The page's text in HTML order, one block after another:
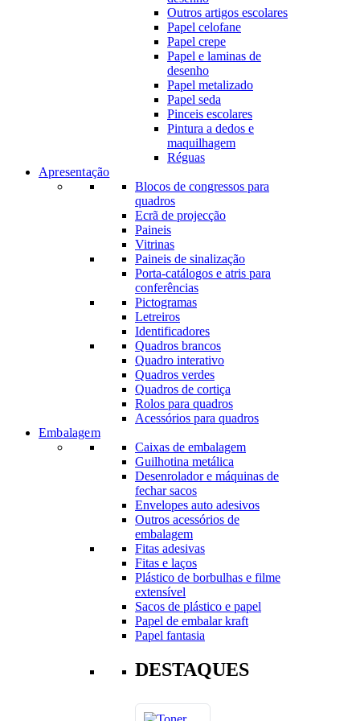
Outros artigos escolares
Papel celofane
Papel crepe
Papel e laminas de
desenho
Papel metalizado
Papel seda
Pinceis escolares
Pintura a dedos e
maquilhagem
Réguas
Apresentação
Blocos de congressos para
quadros
Ecrã de projecção
Paineis
Vitrinas
Paineis de sinalização
Porta-catálogos e atris para
conferências
Pictogramas
Letreiros
Identificadores
Quadros brancos
Quadro interativo
Quadros verdes
Quadros de cortiça
Rolos para quadros
Acessórios para quadros
Embalagem
Caixas de embalagem
Guilhotina metálica
Desenrolador e máquinas de
fechar sacos
Envelopes auto adesivos
Outros acessórios de
embalagem
Fitas adesivas
Fitas e laços
Plástico de borbulhas e filme
extensível
Sacos de plástico e papel
Papel de embalar kraft
Papel fantasia
DESTAQUES